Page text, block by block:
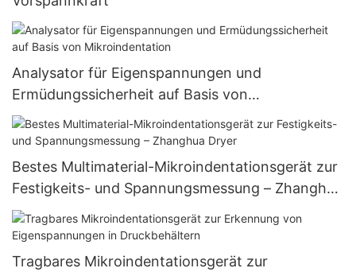
Analysator für Eigenspannungen und
Ermüdungssicherheit auf Basis von
Mikroindentation
Bestes Multimaterial-Mikroindentationsgerät zur
Festigkeits- und Spannungsmessung – Zhanghua
Dryer
Tragbares Mikroindentationsgerät zur